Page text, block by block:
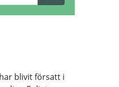
blivit försatt i